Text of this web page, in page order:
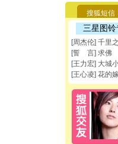
搜狐短信
三星图铃
[周杰伦] 千里
[誓 言] 求佛
[王力宏] 大城
[王心凌] 花的